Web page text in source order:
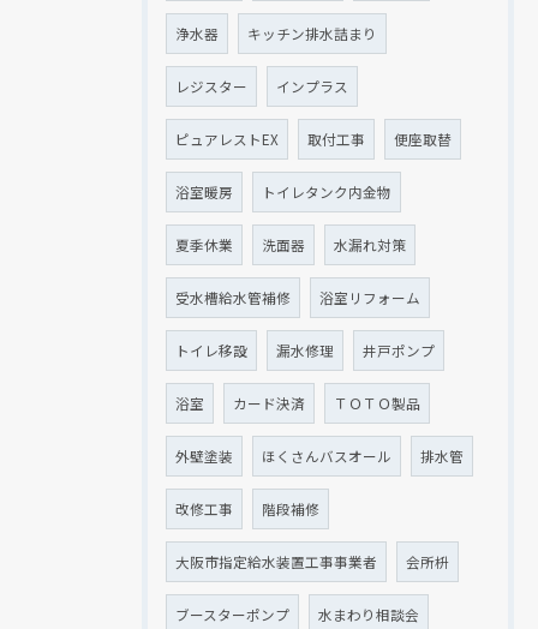
浄水器 キッチン排水詰まり
レジスター インプラス
ピュアレストEX 取付工事 便座取替
浴室暖房 トイレタンク内金物
夏季休業 洗面器 水漏れ対策
受水槽給水管補修 浴室リフォーム
トイレ移設 漏水修理 井戸ポンプ
浴室 カード決済 ＴＯＴＯ製品
外壁塗装 ほくさんバスオール 排水管
改修工事 階段補修
大阪市指定給水装置工事事業者 会所枡
ブースターポンプ 水まわり相談会